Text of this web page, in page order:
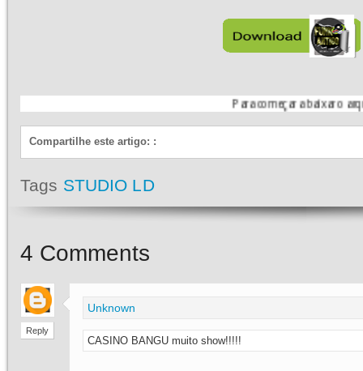
Para começar a baixar o arquivo,
Compartilhe este artigo: :
Tags STUDIO LD
4 Comments
Reply
Unknown
CASINO BANGU muito show!!!!!